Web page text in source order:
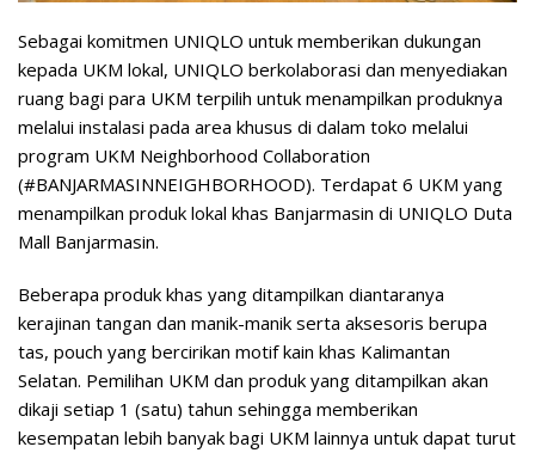
Sebagai komitmen UNIQLO untuk memberikan dukungan
kepada UKM lokal, UNIQLO berkolaborasi dan menyediakan
ruang bagi para UKM terpilih untuk menampilkan produknya
melalui instalasi pada area khusus di dalam toko melalui
program UKM Neighborhood Collaboration
(#BANJARMASINNEIGHBORHOOD). Terdapat 6 UKM yang
menampilkan produk lokal khas Banjarmasin di UNIQLO Duta
Mall Banjarmasin.
Beberapa produk khas yang ditampilkan diantaranya
kerajinan tangan dan manik-manik serta aksesoris berupa
tas, pouch yang bercirikan motif kain khas Kalimantan
Selatan. Pemilihan UKM dan produk yang ditampilkan akan
dikaji setiap 1 (satu) tahun sehingga memberikan
kesempatan lebih banyak bagi UKM lainnya untuk dapat turut